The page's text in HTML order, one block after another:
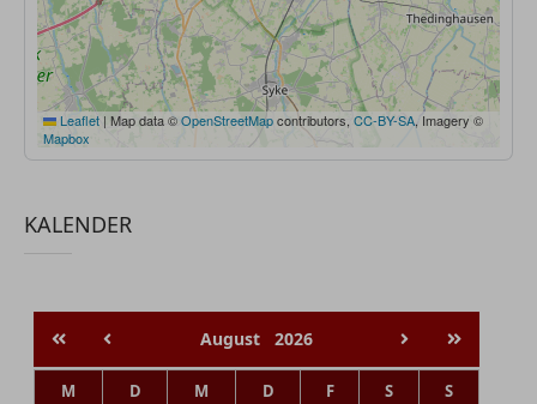
Leaflet | Map data ©OpenStreetMapcontributors, CC-BY-SA, Imagery ©
Mapbox
KALENDER
August 2026
M D M D F S
S